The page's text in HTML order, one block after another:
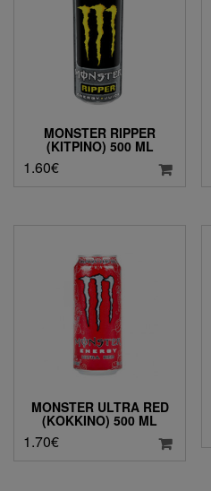
MONSTER RIPPER
(ΚΊΤΡΙΝΟ) 500 ML
1.60€
MONSTER ULTRA RED
(ΚΌΚΚΙΝΟ) 500 ML
1.70€